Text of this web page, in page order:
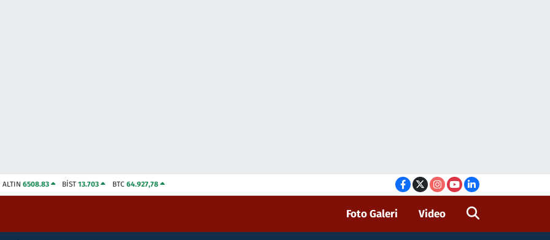
ALTIN 6508.83 BİST13.703 BTC 64.927,78
Foto Galeri Video